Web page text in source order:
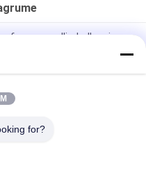
fresco con l'imballaggio
di trasformazione di agrumi
for?